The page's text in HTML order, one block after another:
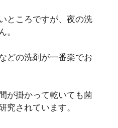
ところですが、夜の洗
どの洗剤が一番楽でお
が掛かって乾いても菌
究されています。